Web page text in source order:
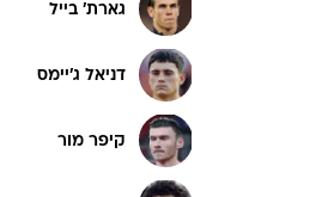
גארת' בייל
דניאל ג'יימס
קיפר מור